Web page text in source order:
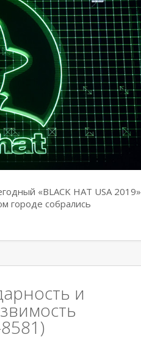
«BLACK HAT USA 2019»
городе собрались
и